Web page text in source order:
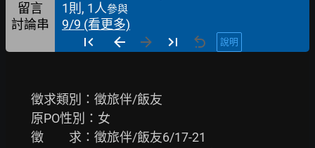
留言
1則, 1人參與
討論串 9/9 (看更多)
說明
徵求類別：徵旅伴/飯友
原PO性別：女
徵　　求：徵旅伴/飯友6/17-21